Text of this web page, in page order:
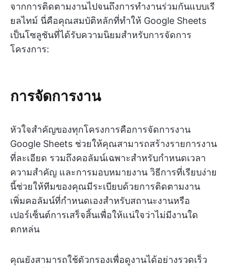
จากการติดตามงานไปจนถึงการทำงานร่วมกันแบบเรี
ยลไทม์ นี่คือคุณสมบัติหลักที่ทำให้ Google Sheets
เป็นโซลูชันที่ได้รับความนิยมสำหรับการจัดการ
โครงการ:
การจัดการงาน
หัวใจสำคัญของทุกโครงการคือการจัดการงาน
Google Sheets ช่วยให้คุณสามารถสร้างรายการงาน
ที่ละเอียด รวมถึงคอลัมน์เฉพาะสำหรับกำหนดเวลา
ความสำคัญ และการมอบหมายงาน วิธีการที่เรียบง่าย
นี้ช่วยให้ทีมของคุณมีระเบียบด้วยการติดตามงาน
เพิ่มคอลัมน์ที่กำหนดเองสำหรับสถานะงานหรือ
เปอร์เซ็นต์การเสร็จสิ้นเพื่อให้แน่ใจว่าไม่มีงานใด
ตกหล่น
คุณยังสามารถใช้ตัวกรองเพื่อดูงานได้อย่างรวดเร็ว